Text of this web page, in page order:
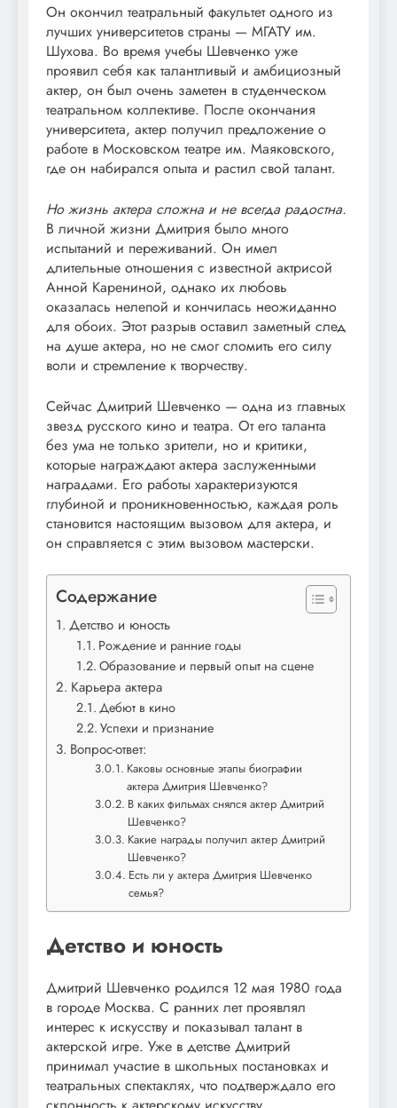
Он окончил театральный факультет одного из
лучших университетов страны — МГАТУ им.
Шухова. Во время учебы Шевченко уже
проявил себя как талантливый и амбициозный
актер, он был очень заметен в студенческом
театральном коллективе. После окончания
университета, актер получил предложение о
работе в Московском театре им. Маяковского,
где он набирался опыта и растил свой талант.
Но жизнь актера сложна и не всегда радостна.
В личной жизни Дмитрия было много
испытаний и переживаний. Он имел
длительные отношения с известной актрисой
Анной Карениной, однако их любовь
оказалась нелепой и кончилась неожиданно
для обоих. Этот разрыв оставил заметный след
на душе актера, но не смог сломить его силу
воли и стремление к творчеству.
Сейчас Дмитрий Шевченко — одна из главных
звезд русского кино и театра. От его таланта
без ума не только зрители, но и критики,
которые награждают актера заслуженными
наградами. Его работы характеризуются
глубиной и проникновенностью, каждая роль
становится настоящим вызовом для актера, и
он справляется с этим вызовом мастерски.
Содержание
Детство и юность
Рождение и ранние годы
Образование и первый опыт на сцене
Карьера актера
Дебют в кино
Успехи и признание
Вопрос-ответ:
Каковы основные этапы биографии
актера Дмитрия Шевченко?
В каких фильмах снялся актер Дмитрий
Шевченко?
Какие награды получил актер Дмитрий
Шевченко?
Есть ли у актера Дмитрия Шевченко
семья?
Детство и юность
Дмитрий Шевченко родился 12 мая 1980 года
в городе Москва. С ранних лет проявлял
интерес к искусству и показывал талант в
актерской игре. Уже в детстве Дмитрий
принимал участие в школьных постановках и
театральных спектаклях, что подтверждало его